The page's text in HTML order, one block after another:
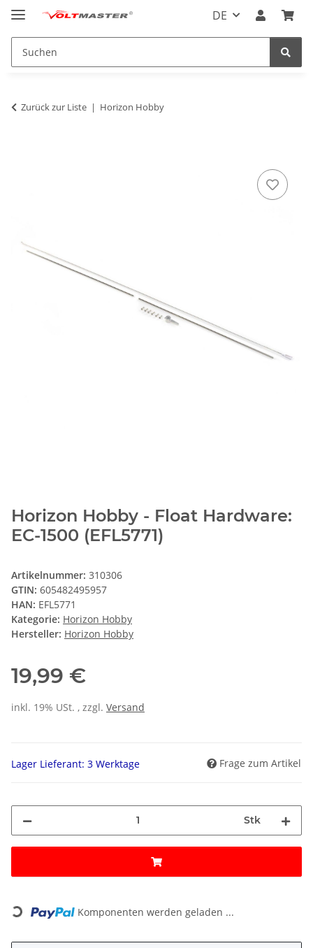
DE
Zurück zur Liste Horizon Hobby
Horizon Hobby - Float Hardware:
EC-1500 (EFL5771)
Artikelnummer: 310306
GTIN: 605482495957
HAN: EFL5771
Kategorie: Horizon Hobby
Hersteller: Horizon Hobby
19,99 €
inkl. 19% USt. , zzgl. Versand
Lager Lieferant: 3 Werktage Frage zum Artikel
Stk
Loading... Komponenten werden geladen ...